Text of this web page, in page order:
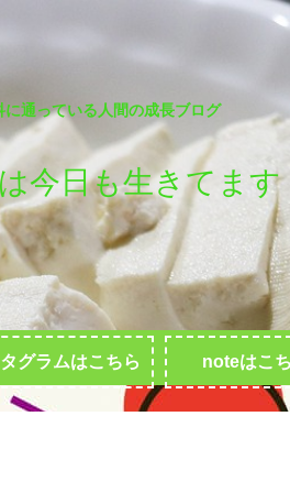
に通っている人間の成長ブログ
今日も生きてます
グラムはこちら noteはこ